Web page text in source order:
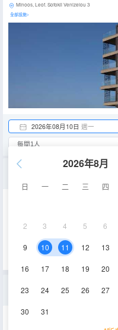
Minoos, Leof. Sofokli Venizelou 3
全部設施>
2026年08月10日 週一
2026年8月
日 一 二 三 四
2 3 4 5 6
9 10 11 12 13
16 17 18 19 20
23 24 25 26 27
30 31